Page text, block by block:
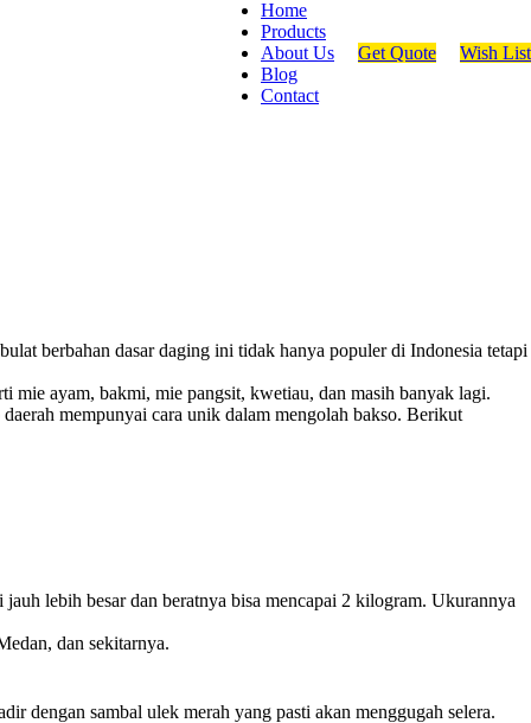
Home
Products
About Us
Blog
Contact
Get Quote Wish List
berbahan dasar daging ini tidak hanya populer di Indonesia tetapi
mie ayam, bakmi, mie pangsit, kwetiau, dan masih banyak lagi.
mempunyai cara unik dalam mengolah bakso. Berikut
lebih besar dan beratnya bisa mencapai 2 kilogram. Ukurannya
dan sekitarnya.
dengan sambal ulek merah yang pasti akan menggugah selera.